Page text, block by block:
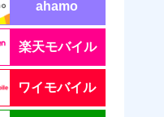
ahamo
楽天モバイル
ワイモバイル